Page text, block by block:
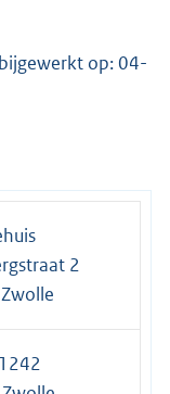
op: 04-
2